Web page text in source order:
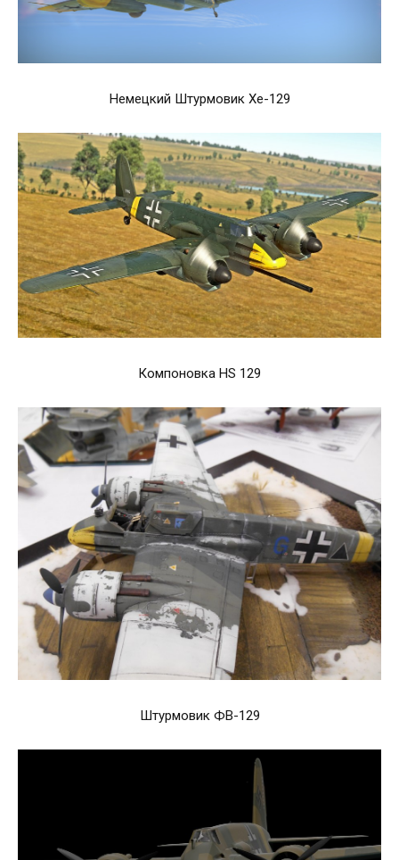
Немецкий Штурмовик Хе-129
Компоновка HS 129
Штурмовик ФВ-129